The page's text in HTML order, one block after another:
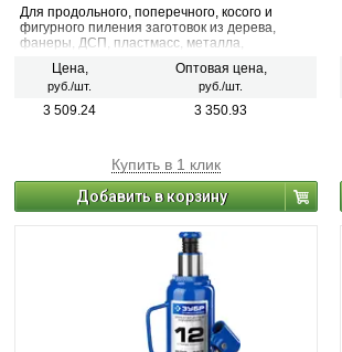
Для продольного, поперечного, косого и
фигурного пиления заготовок из дерева,
фанеры, ДСП, пластмасс, металла,
(при установке соответствующего полотна), а
также широко применяется для демонтажных
и монтажных работ. Единая аккумуляторная
образный упор.
Цена,
руб./шт.
Оптовая цена,
руб./шт.
3 509.24 3 350.93
Купить в 1 клик
Добавить в корзину